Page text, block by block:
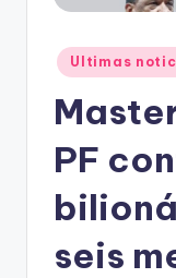
Posted
in
Ultimas
PF
seis